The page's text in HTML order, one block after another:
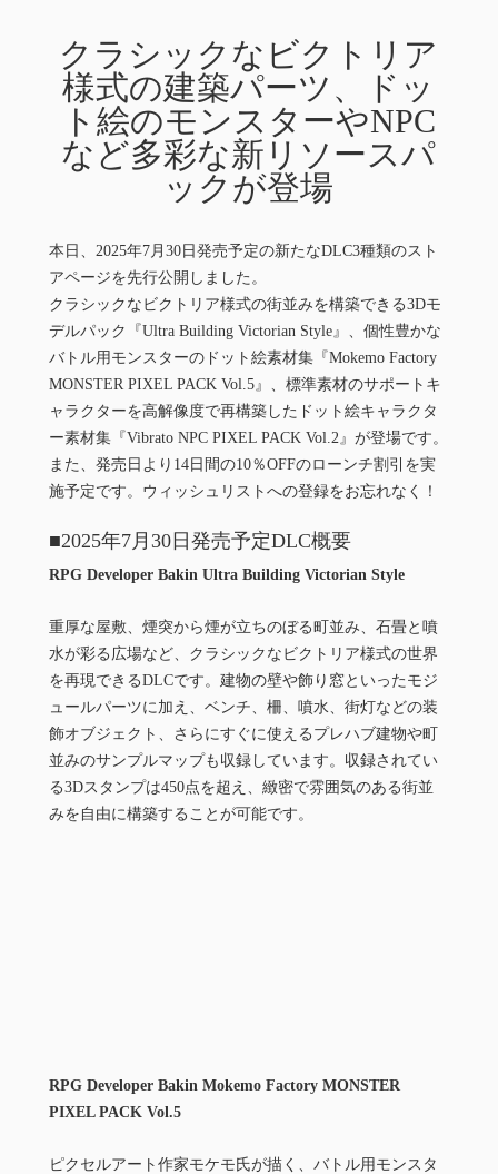
クラシックなビクトリア
様式の建築パーツ、ドッ
ト絵のモンスターやNPC
など多彩な新リソースパ
ックが登場
本日、2025年7月30日発売予定の新たなDLC3種類のスト
アページを先行公開しました。
クラシックなビクトリア様式の街並みを構築できる3Dモ
デルパック『Ultra Building Victorian Style』、個性豊かな
バトル用モンスターのドット絵素材集『Mokemo Factory
MONSTER PIXEL PACK Vol.5』、標準素材のサポートキ
ャラクターを高解像度で再構築したドット絵キャラクタ
ー素材集『Vibrato NPC PIXEL PACK Vol.2』が登場です。
また、発売日より14日間の10％OFFのローンチ割引を実
施予定です。ウィッシュリストへの登録をお忘れなく！
■2025年7月30日発売予定DLC概要
RPG Developer Bakin Ultra Building Victorian Style
重厚な屋敷、煙突から煙が立ちのぼる町並み、石畳と噴
水が彩る広場など、クラシックなビクトリア様式の世界
を再現できるDLCです。建物の壁や飾り窓といったモジ
ュールパーツに加え、ベンチ、柵、噴水、街灯などの装
飾オブジェクト、さらにすぐに使えるプレハブ建物や町
並みのサンプルマップも収録しています。収録されてい
る3Dスタンプは450点を超え、緻密で雰囲気のある街並
みを自由に構築することが可能です。
RPG Developer Bakin Mokemo Factory MONSTER
PIXEL PACK Vol.5
ピクセルアート作家モケモ氏が描く、バトル用モンスタ